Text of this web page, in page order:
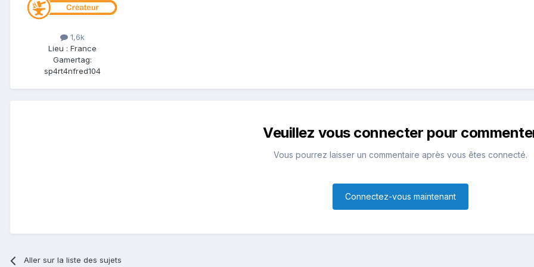
1,6k
Lieu : France
Gamertag:
sp4rt4nfred104
Veuillez vous connecter pour
Vous pourrez laisser un commentaire après vous êtes connecté.
Connectez-vous maintenant
Aller sur la liste des sujets